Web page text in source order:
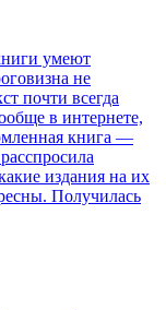
умеют
не
почти всегда
в интернете,
книга —
издания на их
Получилась